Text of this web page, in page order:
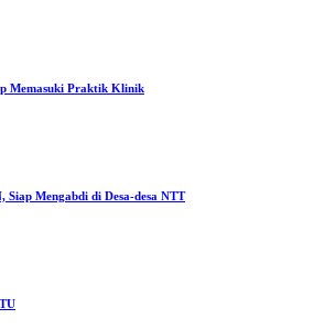
Memasuki Praktik Klinik
Mengabdi di Desa-desa NTT